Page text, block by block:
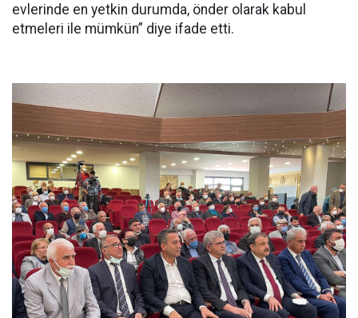
evlerinde en yetkin durumda, önder olarak kabul
etmeleri ile mümkün” diye ifade etti.